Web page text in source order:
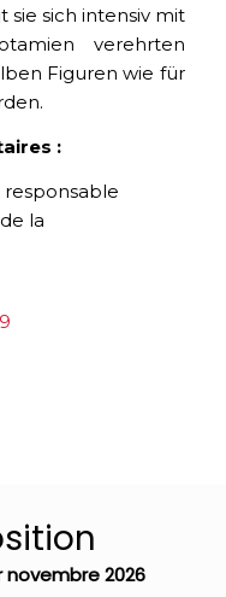
sie sich intensiv mit
verehrten
Figuren wie für
:
la
novembre 2026